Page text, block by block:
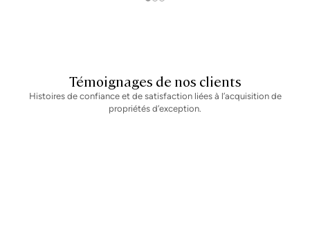
Témoignages de nos clients
Histoires de confiance et de satisfaction liées à l’acquisition de
propriétés d’exception.